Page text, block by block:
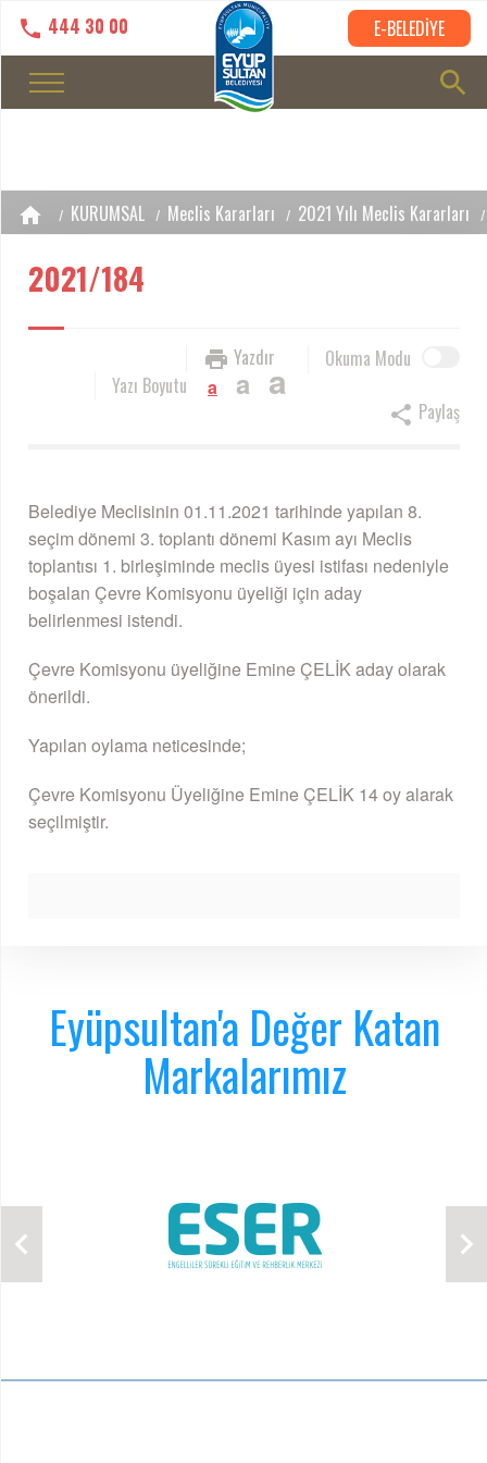
444 30 00 E-BELEDİYE
KURUMSAL Meclis Kararları 2021 Yılı Meclis Kararları
2021/184
Okuma Modu
Yazdır
Yazı Boyutu
a a a
Paylaş
Belediye Meclisinin 01.11.2021 tarihinde yapılan 8.
seçim dönemi 3. toplantı dönemi Kasım ayı Meclis
toplantısı 1. birleşiminde meclis üyesi istifası nedeniyle
boşalan Çevre Komisyonu üyeliği için aday
belirlenmesi istendi.
Çevre Komisyonu üyeliğine Emine ÇELİK aday olarak
önerildi.
Yapılan oylama neticesinde;
Çevre Komisyonu Üyeliğine Emine ÇELİK 14 oy alarak
seçilmiştir.
Eyüpsultan'a Değer Katan
Markalarımız